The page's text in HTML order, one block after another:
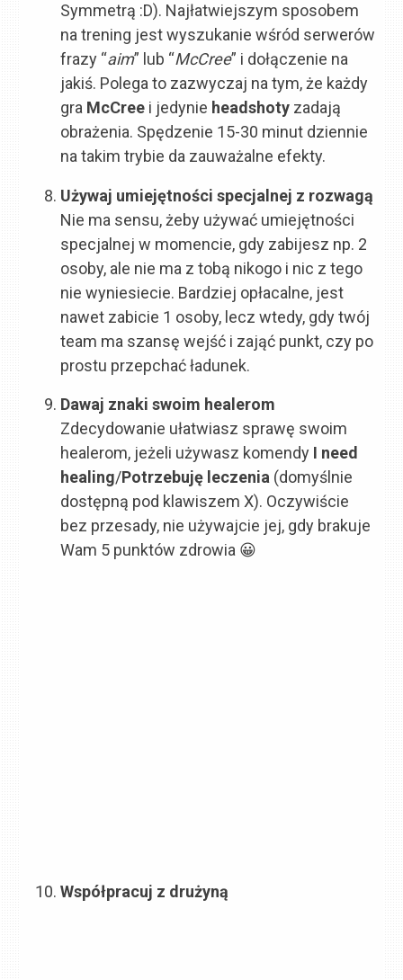
Symmetrą :D). Najłatwiejszym sposobem
na trening jest wyszukanie wśród serwerów
frazy “aim” lub “McCree” i dołączenie na
jakiś. Polega to zazwyczaj na tym, że każdy
gra McCree i jedynie headshoty zadają
obrażenia. Spędzenie 15-30 minut dziennie
na takim trybie da zauważalne efekty.
Używaj umiejętności specjalnej z rozwagą
Nie ma sensu, żeby używać umiejętności
specjalnej w momencie, gdy zabijesz np. 2
osoby, ale nie ma z tobą nikogo i nic z tego
nie wyniesiecie. Bardziej opłacalne, jest
nawet zabicie 1 osoby, lecz wtedy, gdy twój
team ma szansę wejść i zająć punkt, czy po
prostu przepchać ładunek.
Dawaj znaki swoim healerom
Zdecydowanie ułatwiasz sprawę swoim
healerom, jeżeli używasz komendy I need
healing/Potrzebuję leczenia (domyślnie
dostępną pod klawiszem X). Oczywiście
bez przesady, nie używajcie jej, gdy brakuje
Wam 5 punktów zdrowia 😀
Współpracuj z drużyną